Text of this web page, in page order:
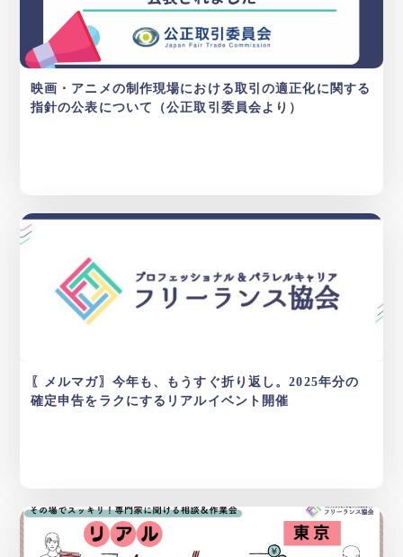
映画・アニメの制作現場における取引の適正化に関する
指針の公表について（公正取引委員会より）
〖メルマガ〗今年も、もうすぐ折り返し。2025年分の
確定申告をラクにするリアルイベント開催